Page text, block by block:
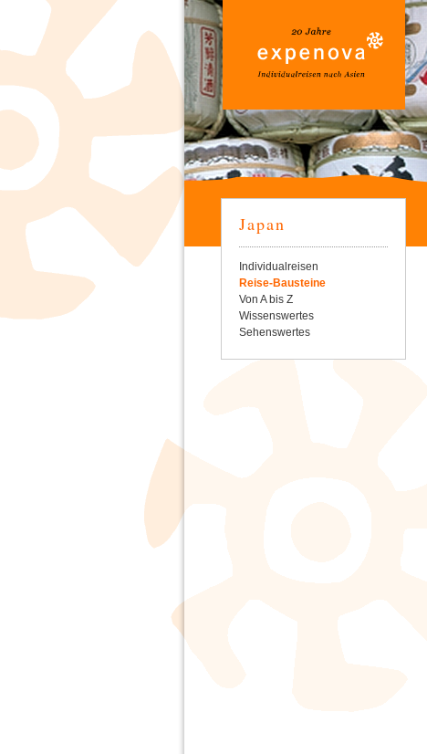
Japan
Navigation
überspringen
Individualreisen
Reise-Bausteine
Von A bis Z
Wissenswertes
Sehenswertes